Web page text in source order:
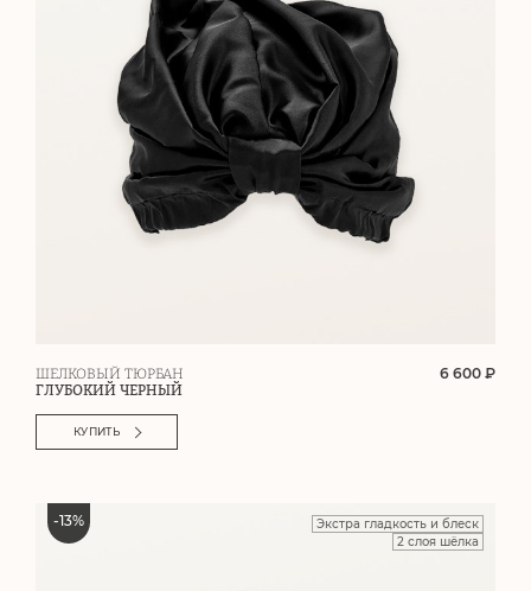
ШЕЛКОВЫЙ ТЮРБАН
ГЛУБОКИЙ ЧЕРНЫЙ
6 600 ₽
КУПИТЬ
-13%
Экстра гладкость и блеск
2 слоя шёлка